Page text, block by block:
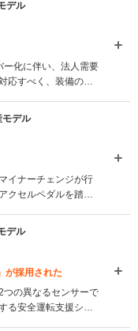
デル
ー化に伴い、法人需要
応すべく、装備の見
ブリッドEXの2グレ
デル
イナーチェンジが行
クセルペダルを踏み
設定。さらに、予防
ヨタセーフティセン
）
デル
が採用された
つの異なるセンサーで
る安全運転支援シス